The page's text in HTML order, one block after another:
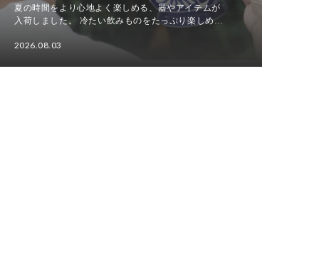
夏の時間をより心地よく楽しめる、器やアイテムが
入荷しました。 冷たい飲みものをたっぷり楽しめる
ビアマグカップやビアカップをはじめ、食卓に涼や
かさを添える水差し、さまざまな場面で使いやすい
2026.08.03